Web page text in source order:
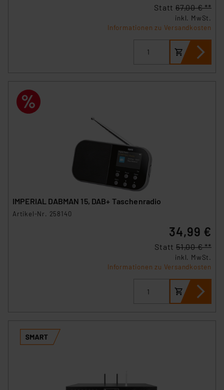
Statt 67,00 € **
inkl. MwSt.
Informationen zu Versandkosten
IMPERIAL DABMAN 15, DAB+ Taschenradio
Artikel-Nr. 258140
34,99 €
Statt 51,00 € **
inkl. MwSt.
Informationen zu Versandkosten